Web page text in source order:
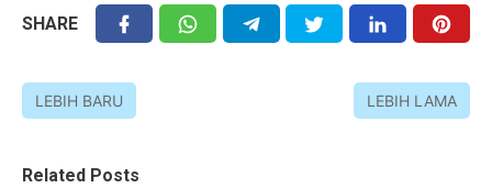
SHARE
LEBIH BARU LEBIH LAMA
Related Posts